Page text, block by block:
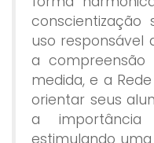
uso responsável
a
medida, e a
orientar seus
a importância
estimulando